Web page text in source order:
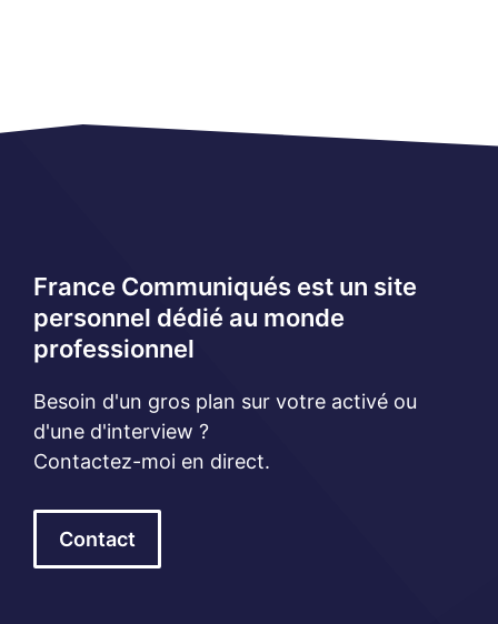
France Communiqués est un site
personnel dédié au monde
professionnel
Besoin d'un gros plan sur votre activé ou
d'une d'interview ?
Contactez-moi en direct.
Contact